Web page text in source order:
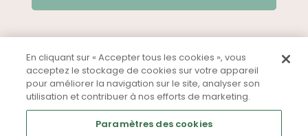
Qui sommes-nous ?
Nous contacter
Partager sur Facebook
Mentions légales CGU Politique de confidentialité
En cliquant sur « Accepter tous les cookies », vous
acceptez le stockage de cookies sur votre appareil
pour améliorer la navigation sur le site, analyser son
utilisation et contribuer à nos efforts de marketing.
Paramètres des cookies